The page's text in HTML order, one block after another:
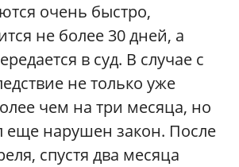
очень быстро,
не более 30 дней, а
в суд. В случае с
не только уже
чем на три месяца, но
еще нарушен закон. После
спустя два месяца